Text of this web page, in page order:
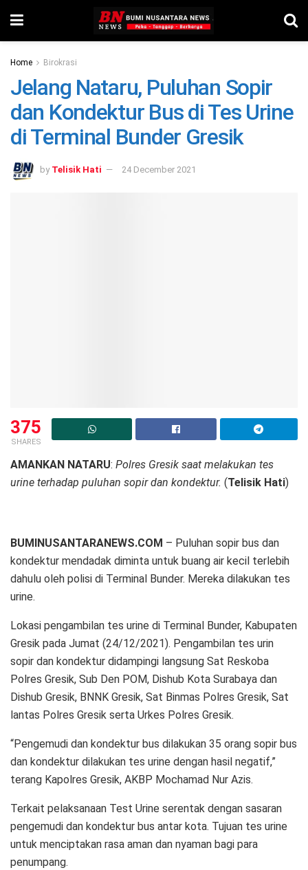
Home Birokrasi
Jelang Nataru, Puluhan Sopir
dan Kondektur Bus di Tes Urine
di Terminal Bunder Gresik
by Telisik Hati 24 December 2021
375
SHARES
AMANKAN NATARU: Polres Gresik saat melakukan tes
urine terhadap puluhan sopir dan kondektur. (Telisik Hati)
BUMINUSANTARANEWS.COM – Puluhan sopir bus dan
kondektur mendadak diminta untuk buang air kecil terlebih
dahulu oleh polisi di Terminal Bunder. Mereka dilakukan tes
urine.
Lokasi pengambilan tes urine di Terminal Bunder, Kabupaten
Gresik pada Jumat (24/12/2021). Pengambilan tes urin
sopir dan kondektur didampingi langsung Sat Reskoba
Polres Gresik, Sub Den POM, Dishub Kota Surabaya dan
Dishub Gresik, BNNK Gresik, Sat Binmas Polres Gresik, Sat
lantas Polres Gresik serta Urkes Polres Gresik.
“Pengemudi dan kondektur bus dilakukan 35 orang sopir bus
dan kondektur dilakukan tes urine dengan hasil negatif,”
terang Kapolres Gresik, AKBP Mochamad Nur Azis.
Terkait pelaksanaan Test Urine serentak dengan sasaran
pengemudi dan kondektur bus antar kota. Tujuan tes urine
untuk menciptakan rasa aman dan nyaman bagi para
penumpang.